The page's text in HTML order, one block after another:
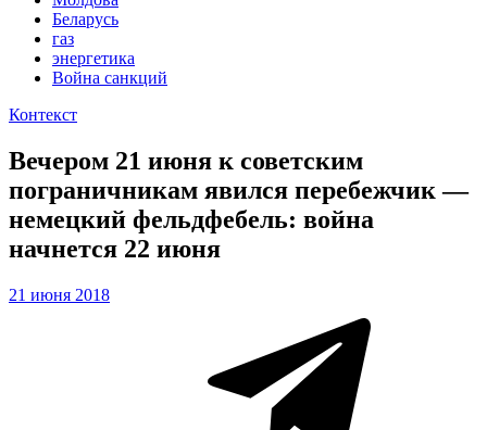
Беларусь
газ
энергетика
Война санкций
Контекст
Вечером 21 июня к советским
пограничникам явился перебежчик —
немецкий фельдфебель: война
начнется 22 июня
21 июня 2018